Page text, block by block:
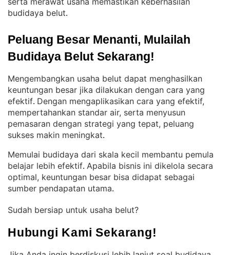
budidaya belut.
Peluang Besar Menanti, Mulailah
Budidaya Belut Sekarang!
Mengembangkan usaha belut dapat menghasilkan
keuntungan besar jika dilakukan dengan cara yang
efektif. Dengan mengaplikasikan cara yang efektif,
mempertahankan standar air, serta menyusun
pemasaran dengan strategi yang tepat, peluang
sukses makin meningkat.
Memulai budidaya dari skala kecil membantu pemula
belajar lebih efektif. Apabila bisnis ini dikelola secara
optimal, keuntungan besar bisa didapat sebagai
sumber pendapatan utama.
Sudah bersiap untuk usaha belut?
Hubungi Kami Sekarang!